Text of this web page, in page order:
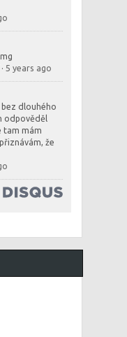
5 years ago
dlouhého
odpověděl
tam mám
že